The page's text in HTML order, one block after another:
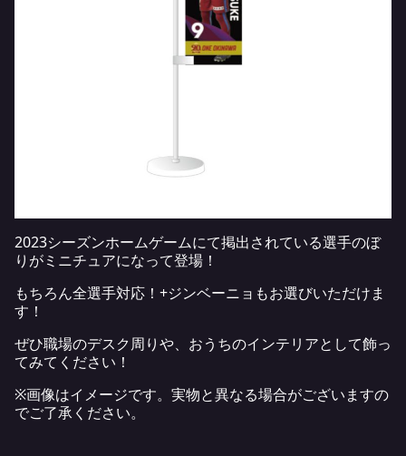
2023シーズンホームゲームにて掲出されている選手のぼ
りがミニチュアになって登場！
もちろん全選手対応！+ジンベーニョもお選びいただけま
す！
ぜひ職場のデスク周りや、おうちのインテリアとして飾っ
てみてください！
※画像はイメージです。実物と異なる場合がございますの
でご了承ください。